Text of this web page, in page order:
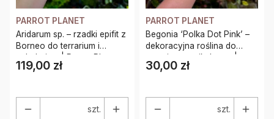
PARROT PLANET
Aridarum sp. – rzadki epifit z
Borneo do terrarium i
paludarium | Parrot Planet
Cena
119,00 zł
szt.
PARROT PLANET
Begonia ‘Polka Dot Pink’ –
dekoracyjna roślina do
terrarium tropikalnego |
Parrot Planet
Cena
30,00 zł
szt.